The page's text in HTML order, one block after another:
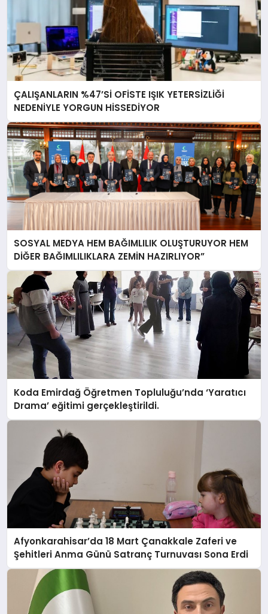
ÇALIŞANLARIN %47’Sİ OFİSTE IŞIK YETERSİZLİĞİ
NEDENİYLE YORGUN HİSSEDİYOR
SOSYAL MEDYA HEM BAĞIMLILIK OLUŞTURUYOR HEM
DİĞER BAĞIMLILIKLARA ZEMİN HAZIRLIYOR”
Koda Emirdağ Öğretmen Topluluğu’nda ‘Yaratıcı
Drama’ eğitimi gerçekleştirildi.
Afyonkarahisar’da 18 Mart Çanakkale Zaferi ve
Şehitleri Anma Günü Satranç Turnuvası Sona Erdi